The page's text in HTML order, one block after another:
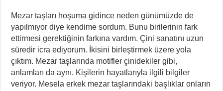
Mezar taşları hoşuma gidince neden günümüzde de
yapılmıyor diye kendime sordum. Bunu birilerinin fark
ettirmesi gerektiğinin farkına vardım. Çini sanatını uzun
süredir icra ediyorum. İkisini birleştirmek üzere yola
çıktım. Mezar taşlarında motifler çinidekiler gibi,
anlamları da aynı. Kişilerin hayatlarıyla ilgili bilgiler
veriyor. Mesela erkek mezar taşlarındaki başlıklar onların